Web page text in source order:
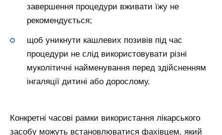
завершення процедури вживати їжу не
рекомендується;
щоб уникнути кашлевих позивів під час
процедури не слід використовувати різні
муколітичні найменування перед здійсненням
інгаляції дитині або дорослому.
Конкретні часові рамки використання лікарського
засобу можуть встановлюватися фахівцем, який